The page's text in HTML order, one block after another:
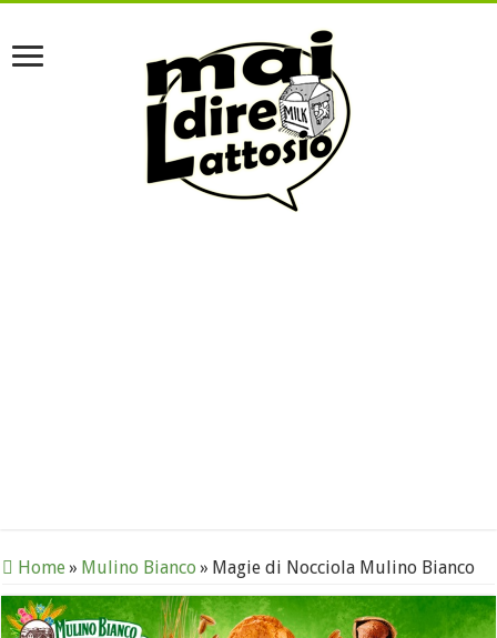
Home» Mulino Bianco » Magie di Nocciola Mulino Bianco